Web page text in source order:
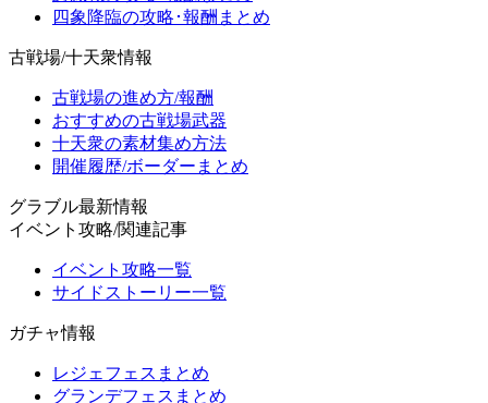
四象降臨の攻略･報酬まとめ
古戦場/十天衆情報
古戦場の進め方/報酬
おすすめの古戦場武器
十天衆の素材集め方法
開催履歴/ボーダーまとめ
グラブル最新情報
イベント攻略/関連記事
イベント攻略一覧
サイドストーリー一覧
ガチャ情報
レジェフェスまとめ
グランデフェスまとめ